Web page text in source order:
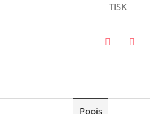
TISK
Popis